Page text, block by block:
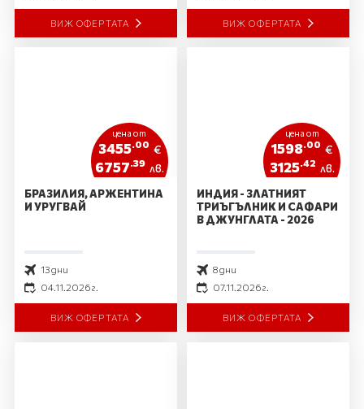
ВИЖ ОФЕРТАТА ВИЖ ОФЕРТАТА
цена от
3455.00 €
6757.39 лв.
БРАЗИЛИЯ, АРЖЕНТИНА
И УРУГВАЙ
13 дни
04.11.2026 г.
ВИЖ ОФЕРТАТА
цена от
1598.00 €
3125.42 лв.
ИНДИЯ - ЗЛАТНИЯТ
ТРИЪГЪЛНИК И САФАРИ
В ДЖУНГЛАТА - 2026
8 дни
07.11.2026 г.
ВИЖ ОФЕРТАТА